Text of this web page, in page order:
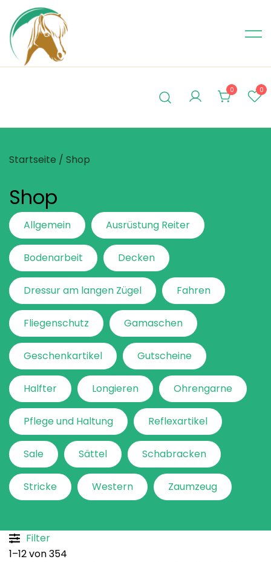
content
0 0
Startseite / Shop
Shop
Allgemein Ausrüstung Reiter
Bodenarbeit Decken
Dressur am langen Zügel Fahren
Fliegenschutz Gamaschen
Geschenkartikel Gutscheine
Halfter Longieren Ohrengarne
Pflege und Haltung Reflexartikel
Sale Sättel Schabracken
Stricke Western Zaumzeug
Filter
1–12 von 354